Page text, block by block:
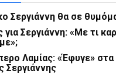
Σεργιάννη θα σε
Σεργιάννη: «Με τι
Λαμίας: «Έφυγε» στα
Σεργιάννης